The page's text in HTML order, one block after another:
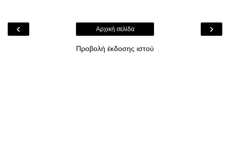
‹ ›
Αρχική σελίδα
Προβολή έκδοσης ιστού